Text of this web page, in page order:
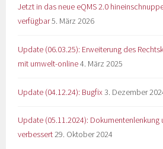
Jetzt in das neue eQMS 2.0
verfügbar5. März 2026
Update (06.03.25): Erweiterung des
mit umwelt-online4. März 2025
Update (04.12.24): Bugfix 3. Dezember
Update (05.11.2024): Dokumentenlenkung
verbessert29. Oktober 2024